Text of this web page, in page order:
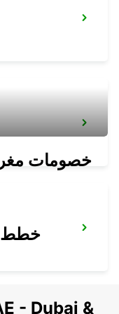
خصومات
خطط
- Dubai &